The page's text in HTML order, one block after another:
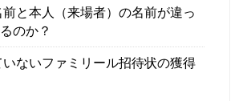
と本人（来場者）の名前が違っ
のか？
ないファミリール招待状の獲得